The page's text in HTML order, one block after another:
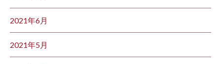
2021年6月
2021年5月